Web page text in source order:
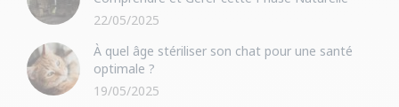
22/05/2025
À quel âge stériliser son chat pour une santé
optimale ?
19/05/2025